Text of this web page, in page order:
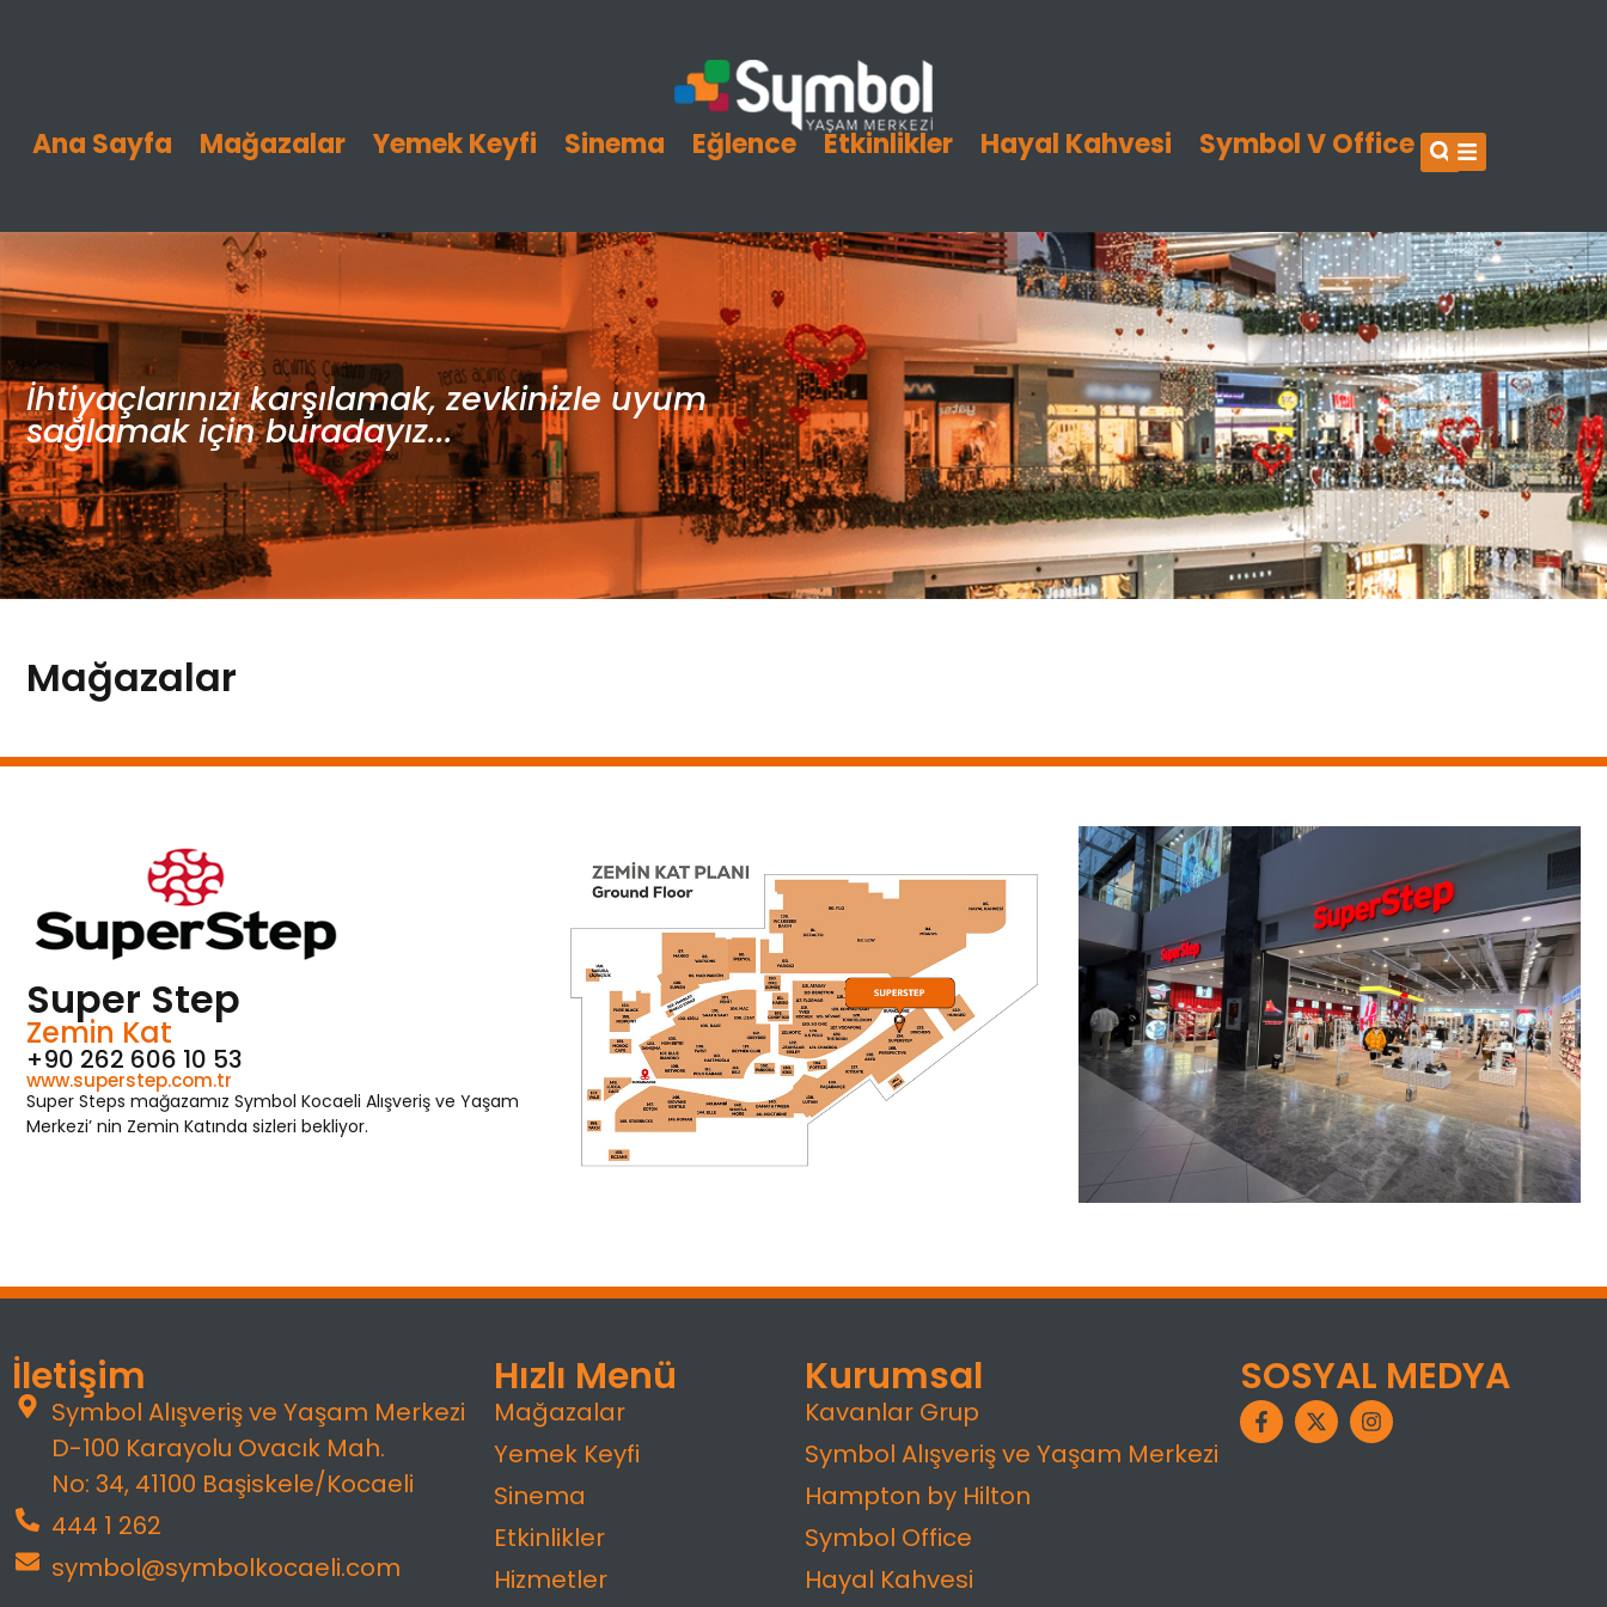
Ana Sayfa Mağazalar Yemek Keyfi Sinema Eğlence Etkinlikler Hayal Kahvesi Symbol V Office
İhtiyaçlarınızı karşılamak, zevkinizle uyum
sağlamak için buradayız...
Mağazalar
Super Step
Zemin Kat
‎+90 262 606 10 53
www.superstep.com.tr
Super Steps mağazamız Symbol Kocaeli Alışveriş ve Yaşam
Merkezi’ nin Zemin Katında sizleri bekliyor.
İletişim
Symbol Alışveriş ve Yaşam Merkezi
D-100 Karayolu Ovacık Mah.
No: 34, 41100 Başiskele/Kocaeli
444 1 262
symbol@symbolkocaeli.com
Hızlı Menü
Mağazalar
Yemek Keyfi
Sinema
Etkinlikler
Hizmetler
Kurumsal
Kavanlar Grup
Symbol Alışveriş ve Yaşam Merkezi
Hampton by Hilton
Symbol Office
Hayal Kahvesi
SOSYAL MEDYA